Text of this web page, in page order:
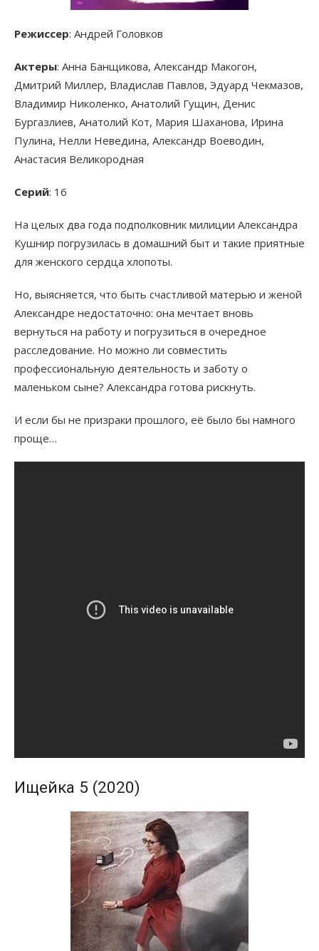
Режиссер: Андрей Головков
Актеры: Анна Банщикова, Александр Макогон,
Дмитрий Миллер, Владислав Павлов, Эдуард Чекмазов,
Владимир Николенко, Анатолий Гущин, Денис
Бургазлиев, Анатолий Кот, Мария Шаханова, Ирина
Пулина, Нелли Неведина, Александр Воеводин,
Анастасия Великородная
Серий: 16
На целых два года подполковник милиции Александра
Кушнир погрузилась в домашний быт и такие приятные
для женского сердца хлопоты.
Но, выясняется, что быть счастливой матерью и женой
Александре недостаточно: она мечтает вновь
вернуться на работу и погрузиться в очередное
расследование. Но можно ли совместить
профессиональную деятельность и заботу о
маленьком сыне? Александра готова рискнуть.
И если бы не призраки прошлого, её было бы намного
проще…
Ищейка 5 (2020)